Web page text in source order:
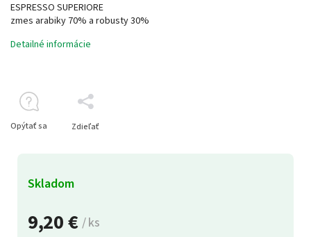
9,20 € / ks
Skladom
ESPRESSO SUPERIORE
zmes arabiky 70% a robusty 30%
Detailné informácie
Opýtať sa Zdieľať